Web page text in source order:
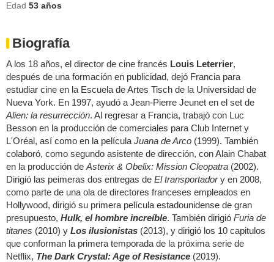
Edad 53 años
Biografía
A los 18 años, el director de cine francés Louis Leterrier,
después de una formación en publicidad, dejó Francia para
estudiar cine en la Escuela de Artes Tisch de la Universidad de
Nueva York. En 1997, ayudó a Jean-Pierre Jeunet en el set de
Alien: la resurrección. Al regresar a Francia, trabajó con Luc
Besson en la producción de comerciales para Club Internet y
L'Oréal, así como en la película Juana de Arco (1999). También
colaboró, como segundo asistente de dirección, con Alain Chabat
en la producción de Asterix & Obelix: Mission Cleopatra (2002).
Dirigió las peimeras dos entregas de El transportadory en 2008,
como parte de una ola de directores franceses empleados en
Hollywood, dirigió su primera película estadounidense de gran
presupuesto, Hulk, el hombre increíble. También dirigió Furia de
titanes (2010) y Los ilusionistas (2013), y dirigió los 10 capitulos
que conforman la primera temporada de la próxima serie de
Netflix, The Dark Crystal: Age of Resistance (2019).